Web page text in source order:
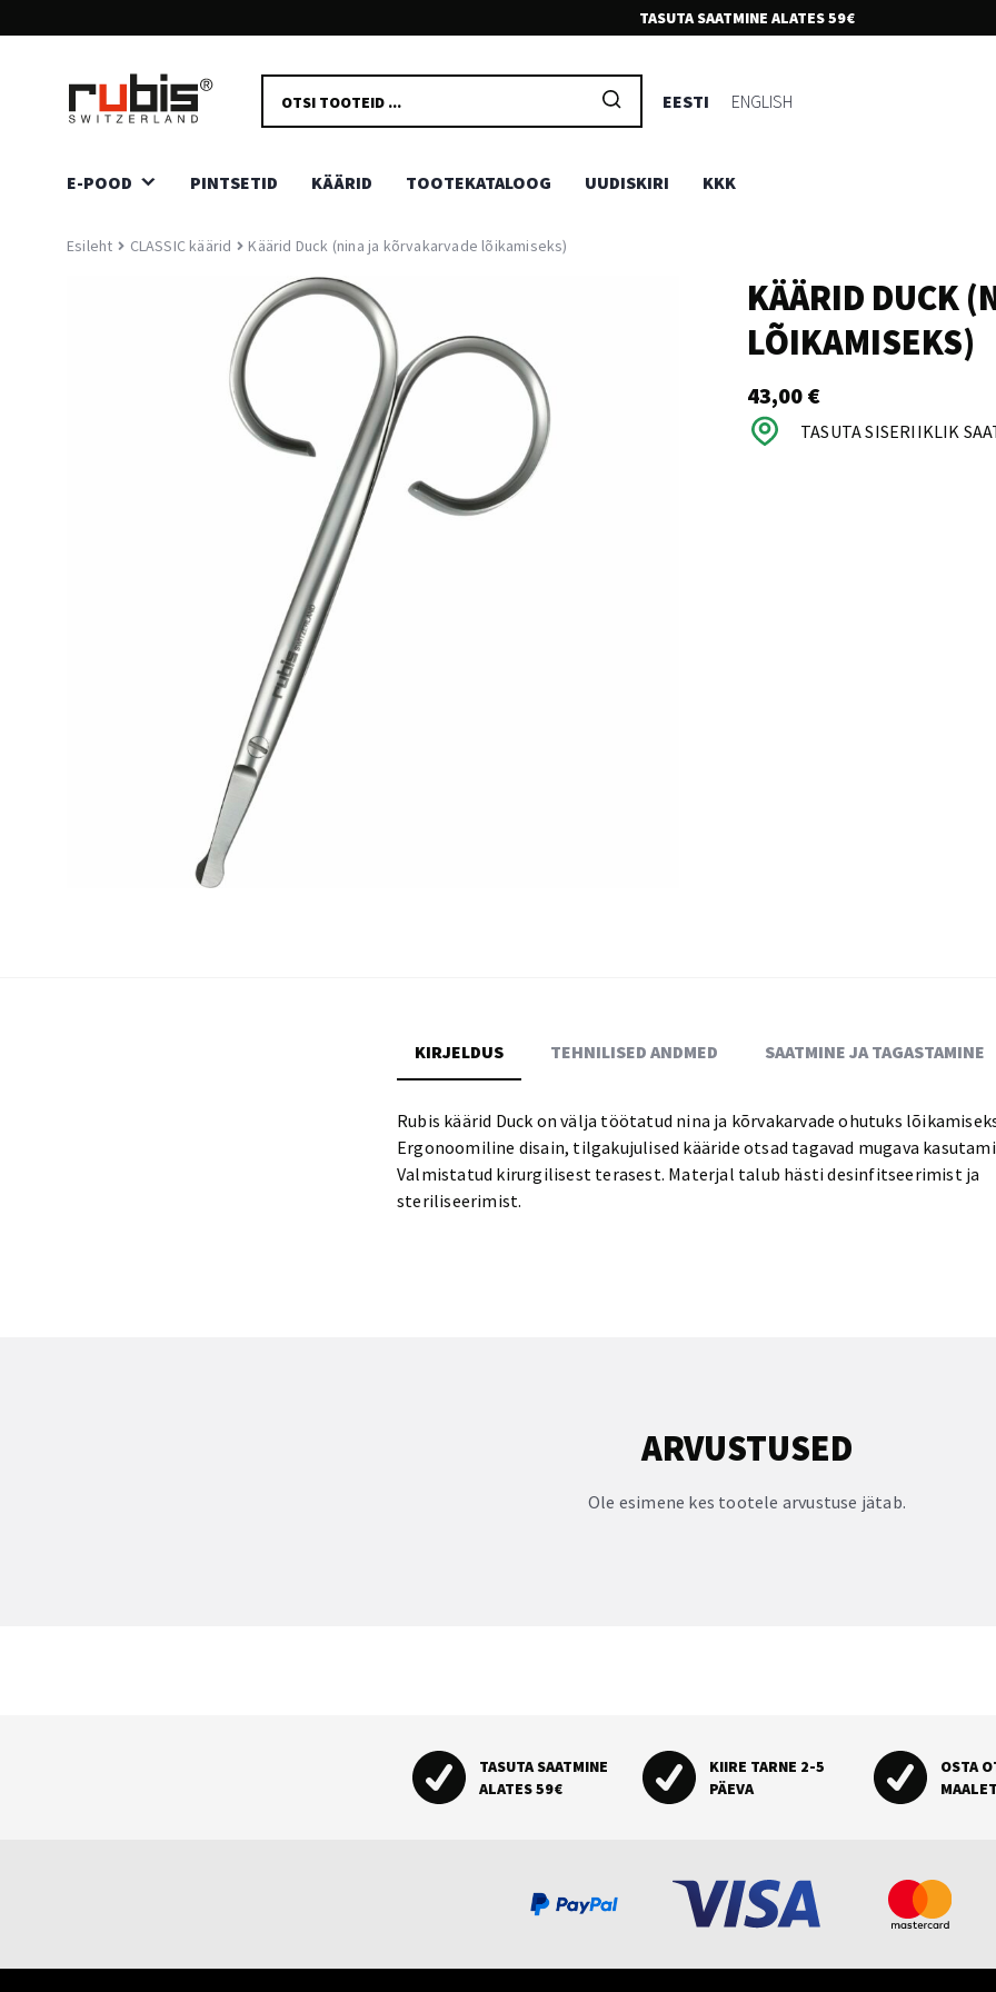
TASUTA SAATMINE ALATES 59€
Osta vähemalt 59€ eest ja siseriiklik tarne on sulle tasuta
Oleme Rubise maaletoojad kogu Baltikumis. Meilt saad ainult
originaaltooteid
PRODUCTS
SEARCH EESTI ENGLISH
E-POOD PINTSETID KÄÄRID TOOTEKATALOOG UUDISKIRI KKK
Esileht CLASSIC käärid Käärid Duck (nina ja kõrvakarvade lõikamiseks)
KÄÄRID DUCK
LÕIKAMISEKS)
43,00 €
TASUTA SISERIIKLIK
KIRJELDUS TEHNILISED ANDMED SAATMINE JA TAGASTAMINE
Rubis käärid Duck on välja töötatud nina ja kõrvakarvade ohutuks
Ergonoomiline disain, tilgakujulised kääride otsad tagavad mugava
Valmistatud kirurgilisest terasest. Materjal talub hästi desinfitseerimist ja
steriliseerimist.
ARVUSTUSED
Ole esimene kes tootele arvustuse jätab.
TASUTA SAATMINE
ALATES 59€
KIIRE TARNE 2-5
PÄEVA
OSTA